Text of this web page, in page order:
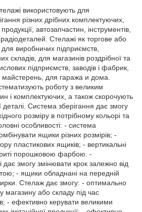
використовують для
різних дрібних комплектуючих,
автозапчастин, інструментів,
радіодеталей. Стелажі як торгове або
виробничих підприємств,
складів, для магазинів роздрібної та
підприємств, заводів і фабрик,
для гаража и дома.
роботу з великим
і комплектуючих, а також скорочують
Система зберігання дає змогу
розміру в потрібному кольорі та
особливості: - система
ящики різних розмірів; -
пластикових ящиків; - вертикальні
порошковою фарбою. -
змогу змінювати крок залежно від
- ящики обладнані на передній
Стелаж дає змогу: - оптимально
магазину або складу під час
- ефективно керувати великими